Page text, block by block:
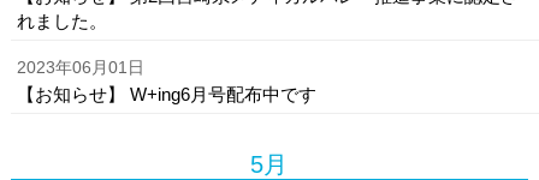
れました。
2023年06月01日
【お知らせ】 W+ing6月号配布中です
5月